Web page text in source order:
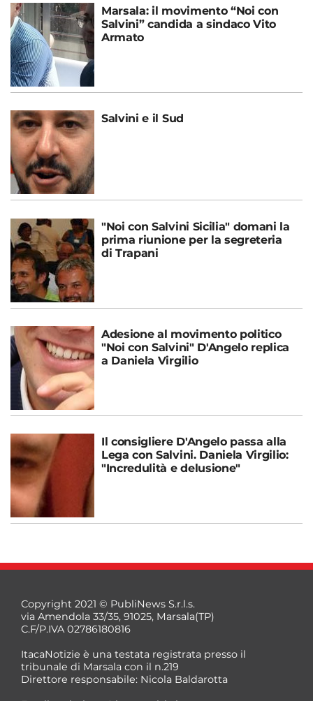
Marsala: il movimento “Noi con
Salvini” candida a sindaco Vito
Armato
Salvini e il Sud
"Noi con Salvini Sicilia" domani la
prima riunione per la segreteria
di Trapani
Adesione al movimento politico
"Noi con Salvini" D'Angelo replica
a Daniela Virgilio
Il consigliere D'Angelo passa alla
Lega con Salvini. Daniela Virgilio:
"Incredulità e delusione"
Copyright 2021 © PubliNews S.r.l.s.
via Amendola 33/35, 91025, Marsala(TP)
C.F/P.IVA 02786180816
ItacaNotizie è una testata registrata presso il
tribunale di Marsala con il n.219
Direttore responsabile: Nicola Baldarotta